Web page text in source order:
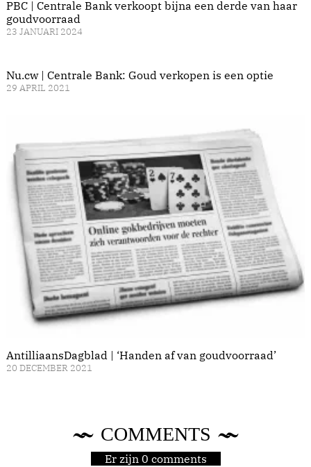
PBC | Centrale Bank verkoopt bijna een derde van haar
goudvoorraad
23 JANUARI 2024
Nu.cw | Centrale Bank: Goud verkopen is een optie
29 APRIL 2021
AntilliaansDagblad | ‘Handen af van goudvoorraad’
20 DECEMBER 2021
COMMENTS
Er zijn 0 comments